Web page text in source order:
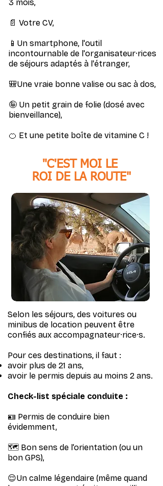
3 mois,
📄 Votre CV,
📱Un smartphone, l'outil
incontournable de l'organisateur·rices
de séjours adaptés à l'étranger,
🎒Une vraie bonne valise ou sac à dos,
🤪 Un petit grain de folie (dosé avec
bienveillance),
🍊 Et une petite boîte de vitamine C !
"C'EST MOI LE
ROI DE LA ROUTE"
Selon les séjours, des voitures ou
minibus de location peuvent être
confiés aux accompagnateur·rice·s.
Pour ces destinations, il faut :
avoir plus de 21 ans,
avoir le permis depuis au moins 2 ans.
Check-list spéciale conduite :
🪪 Permis de conduire bien
évidemment,
🗺️ Bon sens de l’orientation (ou un
bon GPS),
😌Un calme légendaire (même quand